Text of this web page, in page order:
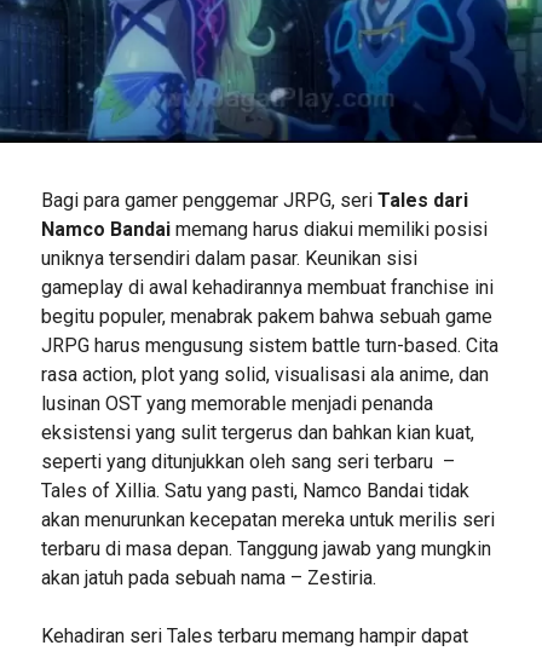
Bagi para gamer penggemar JRPG, seriTales dari
Namco Bandaimemang harus diakui memiliki posisi
uniknya tersendiri dalam pasar. Keunikan sisi
gameplay di awal kehadirannya membuat franchise ini
begitu populer, menabrak pakem bahwa sebuah game
JRPG harus mengusung sistem battle turn-based. Cita
rasa action, plot yang solid, visualisasi ala anime, dan
lusinan OST yang memorable menjadi penanda
eksistensi yang sulit tergerus dan bahkan kian kuat,
seperti yang ditunjukkan oleh sang seri terbaru –
Tales of Xillia. Satu yang pasti, Namco Bandai tidak
akan menurunkan kecepatan mereka untuk merilis seri
terbaru di masa depan. Tanggung jawab yang mungkin
akan jatuh pada sebuah nama – Zestiria.
Kehadiran seri Tales terbaru memang hampir dapat